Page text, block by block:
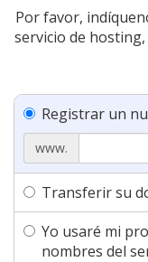
Por favor,
servicio de
Registrar un
www.
Transferir su
Yo usaré mi
nombres del